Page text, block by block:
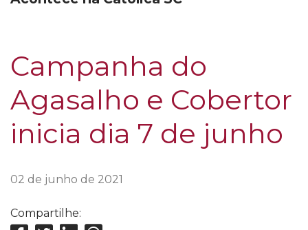
Campanha do
Agasalho e Cobertor
inicia dia 7 de junho
02 de junho de 2021
Compartilhe: